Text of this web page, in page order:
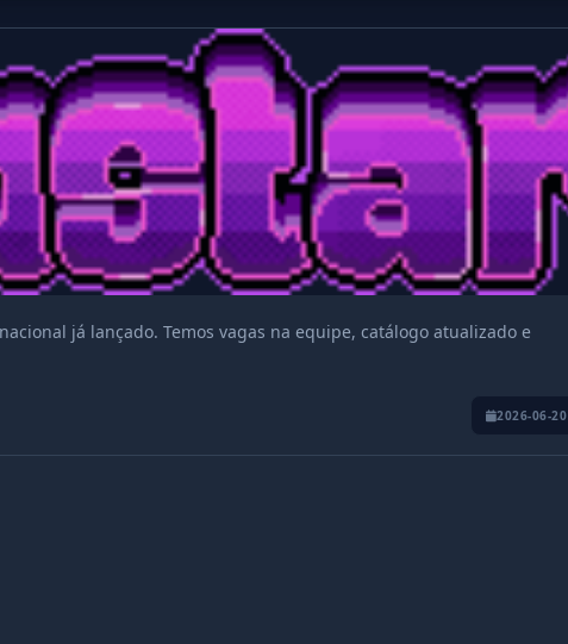
já lançado. Temos vagas na equipe, catálogo atualizado e
2026-06-20